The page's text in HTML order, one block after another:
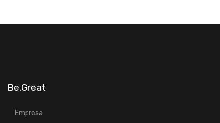
Be.Great
Empresa